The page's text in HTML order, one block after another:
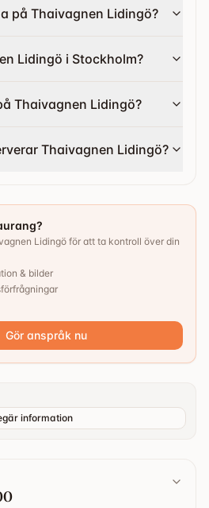
på Thaivagnen Lidingö?
Lidingö i Stockholm?
Thaivagnen Lidingö?
Thaivagnen Lidingö?
Lidingö för att ta kontroll över din
& bilder
Gör anspråk nu
information